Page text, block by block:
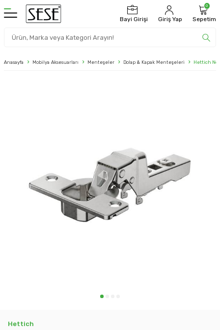
Bayi Girişi Giriş Yap
0
Sepetim
Anasayfa Mobilya Aksesuarları Menteşeler Dolap & Kapak Menteşeleri Hettich
Hettich